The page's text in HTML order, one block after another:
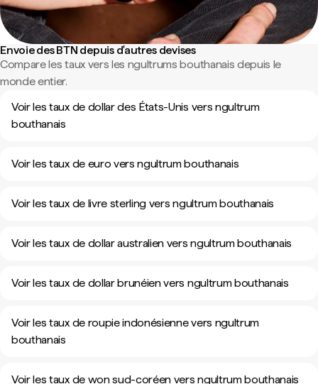
Envoie des BTN depuis d'autres devises
Compare les taux vers les ngultrums bouthanais depuis le
monde entier.
Voir les taux de dollar des États-Unis vers ngultrum
bouthanais
Voir les taux de euro vers ngultrum bouthanais
Voir les taux de livre sterling vers ngultrum bouthanais
Voir les taux de dollar australien vers ngultrum bouthanais
Voir les taux de dollar brunéien vers ngultrum bouthanais
Voir les taux de roupie indonésienne vers ngultrum
bouthanais
Voir les taux de won sud-coréen vers ngultrum bouthanais